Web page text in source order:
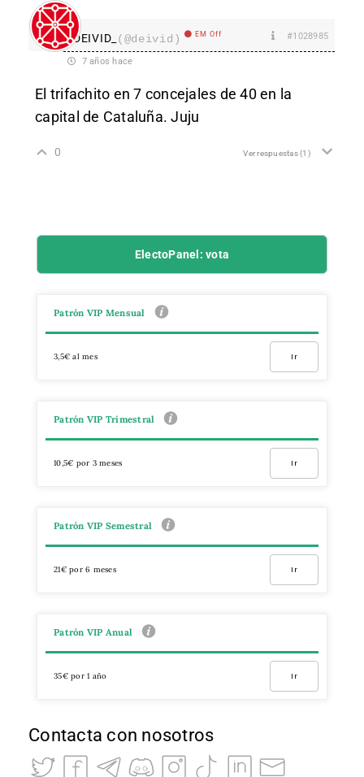
DEIVID_ (@deivid) EM Off #1028985
7 años hace
El trifachito en 7 concejales de 40 en la
capital de Cataluña. Juju
0 Ver respuestas(1)
ElectoPanel: vota
Patrón VIP Mensual
3,5€ al mes Ir
Patrón VIP Trimestral
10,5€ por 3 meses Ir
Patrón VIP Semestral
21€ por 6 meses Ir
Patrón VIP Anual
35€ por 1 año Ir
Contacta con nosotros